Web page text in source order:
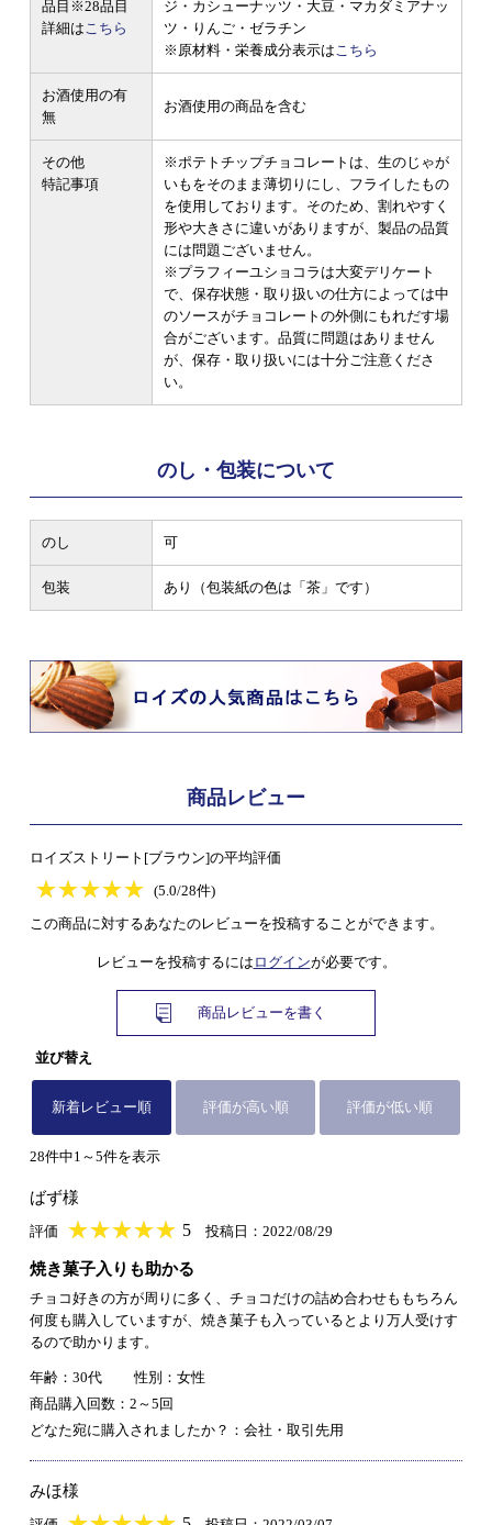
品目 ※28品目
詳細は こちら
ジ・カシューナッツ・大豆・マカダミアナッ
ツ・りんご・ゼラチン
※原材料・栄養成分表示は こちら
お酒使用の有
無
お酒使用の商品を含む
その他
特記事項
※ポテトチップチョコレートは、生のじゃが
いもをそのまま薄切りにし、フライしたもの
を使用しております。そのため、割れやすく
形や大きさに違いがありますが、製品の品質
には問題ございません。
※プラフィーユショコラは大変デリケート
で、保存状態・取り扱いの仕方によっては中
のソースがチョコレートの外側にもれだす場
合がございます。品質に問題はありません
が、保存・取り扱いには十分ご注意くださ
い。
のし・包装について
のし 可
包装 あり（包装紙の色は「茶」です）
商品レビュー
ロイズストリート[ブラウン]の平均評価
★★★★★
★★★★★ (5.0/28件)
この商品に対するあなたのレビューを投稿することができます。
レビューを投稿するには ログインが必要です。
商品レビューを書く
並び替え
新着レビュー順 評価が高い順 評価が低い順
28件中1～5件を表示
ばず様
評価 ★★★★★
★★★★★ 5 投稿日：2022/08/29
焼き菓子入りも助かる
チョコ好きの方が周りに多く、チョコだけの詰め合わせももちろん
何度も購入していますが、焼き菓子も入っているとより万人受けす
るので助かります。
年齢：30代
性別：女性
商品購入回数：2～5回
どなた宛に購入されましたか？：会社・取引先用
みほ様